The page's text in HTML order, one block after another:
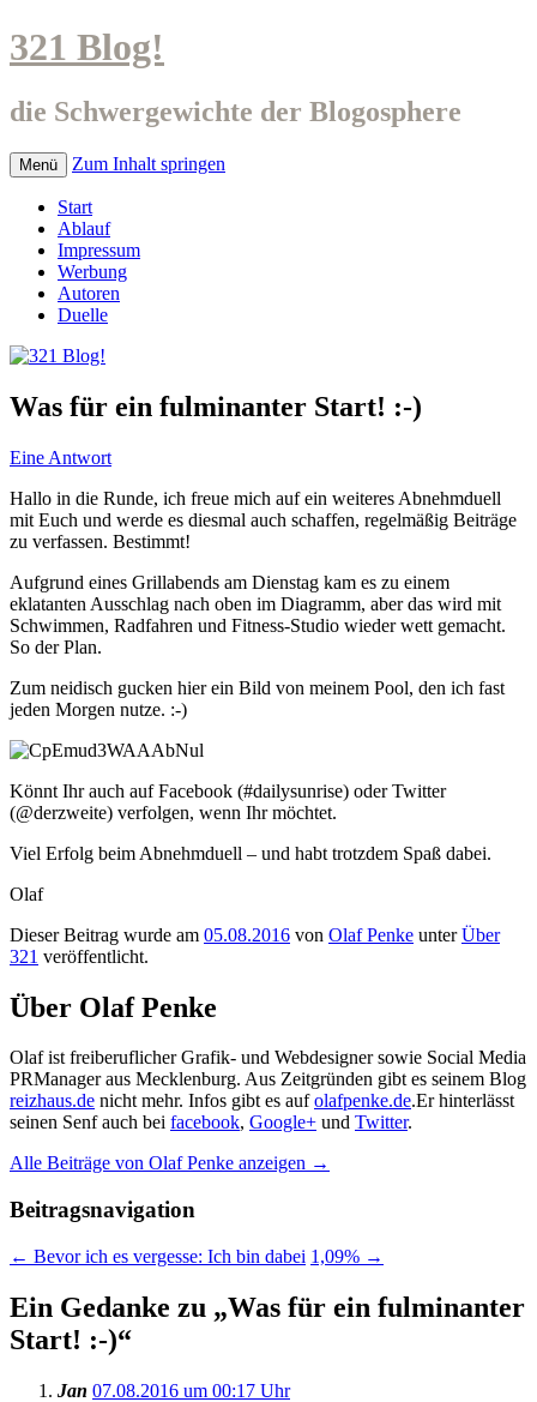
321 Blog!
die Schwergewichte der Blogosphere
Menü Zum Inhalt springen
Start
Ablauf
Impressum
Werbung
Autoren
Duelle
Was für ein fulminanter Start! :-)
Eine Antwort
Hallo in die Runde, ich freue mich auf ein weiteres Abnehmduell
mit Euch und werde es diesmal auch schaffen, regelmäßig Beiträge
zu verfassen. Bestimmt!
Aufgrund eines Grillabends am Dienstag kam es zu einem
eklatanten Ausschlag nach oben im Diagramm, aber das wird mit
Schwimmen, Radfahren und Fitness-Studio wieder wett gemacht.
So der Plan.
Zum neidisch gucken hier ein Bild von meinem Pool, den ich fast
jeden Morgen nutze. :-)
Könnt Ihr auch auf Facebook (#dailysunrise) oder Twitter
(@derzweite) verfolgen, wenn Ihr möchtet.
Viel Erfolg beim Abnehmduell – und habt trotzdem Spaß dabei.
Olaf
Dieser Beitrag wurde am 05.08.2016 von Olaf Penke unterÜber
321 veröffentlicht.
Über Olaf Penke
Olaf ist freiberuflicher Grafik- und Webdesigner sowie Social Media
PRManager aus Mecklenburg. Aus Zeitgründen gibt es seinem Blog
reizhaus.de nicht mehr. Infos gibt es aufolafpenke.de.Er hinterlässt
seinen Senf auch bei facebook, Google+ und Twitter.
Alle Beiträge von Olaf Penke anzeigen →
Beitragsnavigation
← Bevor ich es vergesse: Ich bin dabei 1,09% →
Ein Gedanke zu „Was für ein fulminanter
Start! :-)“
Jan 07.08.2016 um 00:17 Uhr